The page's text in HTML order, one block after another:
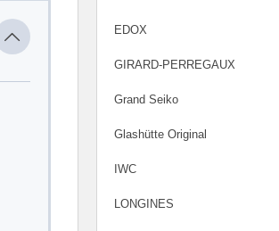
EDOX
GIRARD-PERREGAUX
Grand Seiko
Glashütte Original
IWC
LONGINES